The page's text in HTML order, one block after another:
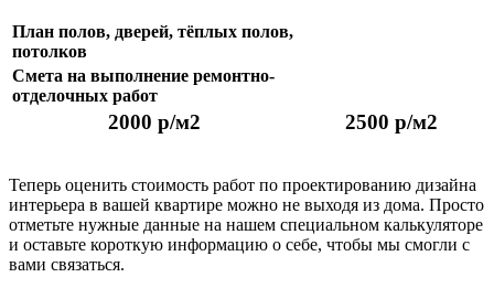
План полов, дверей, тёплых полов,
потолков
Смета на выполнение ремонтно-
отделочных работ
2000 р/м2 2500 р/м2
Теперь оценить стоимость работ по проектированию дизайна
интерьера в вашей квартире можно не выходя из дома. Просто
отметьте нужные данные на нашем специальном калькуляторе
и оставьте короткую информацию о себе, чтобы мы смогли с
вами связаться.